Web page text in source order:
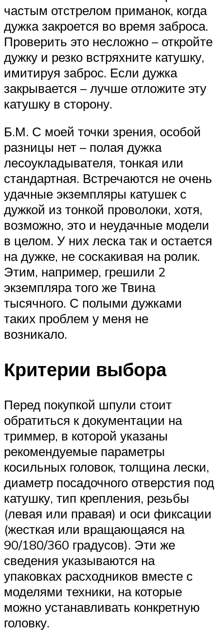
частым отстрелом приманок, когда
дужка закроется во время заброса.
Проверить это несложно – откройте
дужку и резко встряхните катушку,
имитируя заброс. Если дужка
закрывается – лучше отложите эту
катушку в сторону.
Б.М. С моей точки зрения, особой
разницы нет – полая дужка
лесоукладывателя, тонкая или
стандартная. Встречаются не очень
удачные экземпляры катушек с
дужкой из тонкой проволоки, хотя,
возможно, это и неудачные модели
в целом. У них леска так и остается
на дужке, не соскакивая на ролик.
Этим, например, грешили 2
экземпляра того же Твина
тысячного. С полыми дужками
таких проблем у меня не
возникало.
Критерии выбора
Перед покупкой шпули стоит
обратиться к документации на
триммер, в которой указаны
рекомендуемые параметры
косильных головок, толщина лески,
диаметр посадочного отверстия под
катушку, тип крепления, резьбы
(левая или правая) и оси фиксации
(жесткая или вращающаяся на
90/180/360 градусов). Эти же
сведения указываются на
упаковках расходников вместе с
моделями техники, на которые
можно устанавливать конкретную
головку.